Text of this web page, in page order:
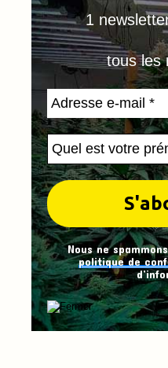
1
tous les
Nous ne
politique de